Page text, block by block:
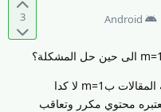
3 Android
لان سالت ناس قالو لا مينفعش لو ارشفة المقالات بm=1 لا كدا
محتوي مكرر وتعاقب